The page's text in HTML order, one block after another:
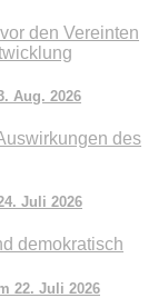
den Vereinten
Aug. 2026
des
Juli 2026
demokratisch
22. Juli 2026